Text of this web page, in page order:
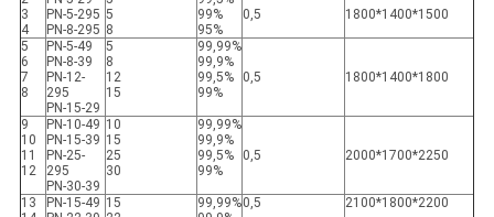
3
4
PN-5-295
PN-8-295
5
8
99%
95%
0,5 1800*1400*1500
5
6
7
8
PN-5-49
PN-8-39
PN-12-
295
PN-15-29
5
8
12
15
99,99%
99,9%
99,5%
99%
0,5 1800*1400*1800
9
10
11
12
PN-10-49
PN-15-39
PN-25-
295
PN-30-39
10
15
25
30
99,99%
99,9%
99,5%
99%
0,5 2000*1700*2250
13
PN-15-49 15
99,99%0,5 2100*1800*2200